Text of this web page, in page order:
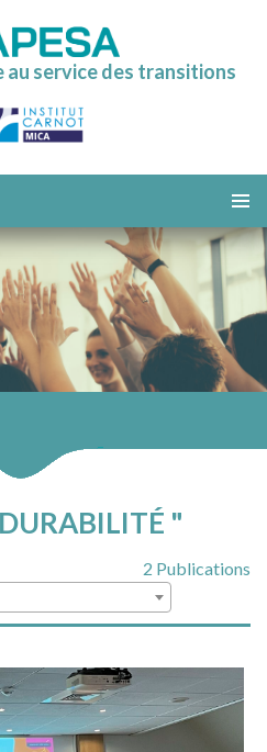
service des transitions
MENU
"
2 Publications